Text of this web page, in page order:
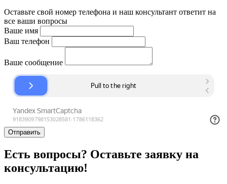
Оставьте свой номер телефона и наш консультант ответит на
все ваши вопросы
Ваше имя
Ваш телефон
Ваше сообщение
Отправить
Есть вопросы? Оставьте заявку на
консультацию!